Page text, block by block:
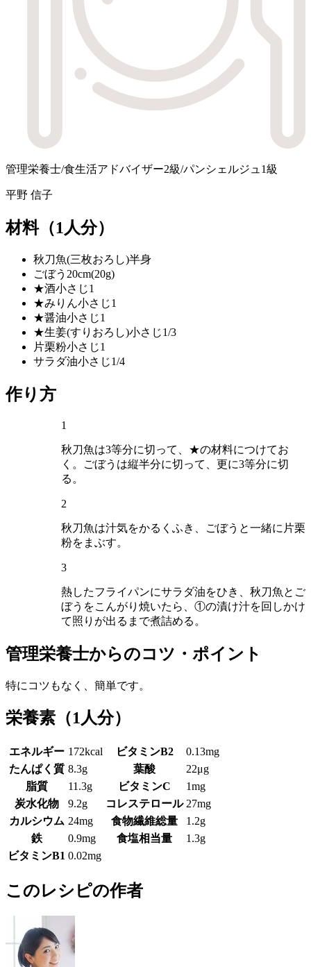
管理栄養士/食生活アドバイザー2級/パンシェルジュ1級
平野 信子
材料（1人分）
秋刀魚(三枚おろし)半身
ごぼう 20cm(20g)
★酒小さじ1
★みりん小さじ1
★醤油小さじ1
★生姜(すりおろし)小さじ1/3
片栗粉小さじ1
サラダ油小さじ1/4
作り方
1
秋刀魚は3等分に切って、★の材料につけてお
く。ごぼうは縦半分に切って、更に3等分に切
る。
2
秋刀魚は汁気をかるくふき、ごぼうと一緒に片栗
粉をまぶす。
3
熱したフライパンにサラダ油をひき、秋刀魚とご
ぼうをこんがり焼いたら、①の漬け汁を回しかけ
て照りが出るまで煮詰める。
管理栄養士からのコツ・ポイント
特にコツもなく、簡単です。
栄養素 （1人分）
エネルギー 172kcal ビタミンB2
0.13mg
たんぱく質 8.3g 葉酸
22μg
脂質
11.3g ビタミンC
1mg
炭水化物
9.2g コレステロール 27mg
カルシウム 24mg 食物繊維総量
1.2g
鉄
0.9mg 食塩相当量
1.3g
ビタミンB1 0.02mg
このレシピの作者